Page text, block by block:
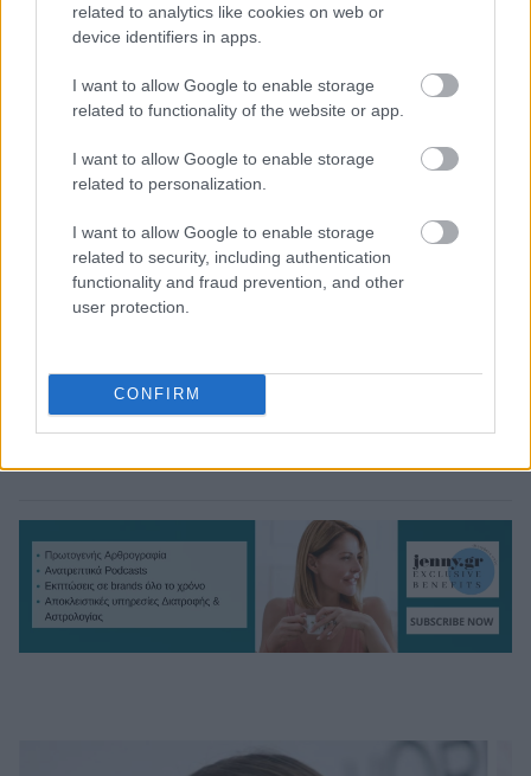
related to analytics like cookies on web or
device identifiers in apps.
I want to allow Google to enable storage
related to functionality of the website or app.
I want to allow Google to enable storage
related to personalization.
I want to allow Google to enable storage
related to security, including authentication
functionality and fraud prevention, and other
user protection.
CONFIRM